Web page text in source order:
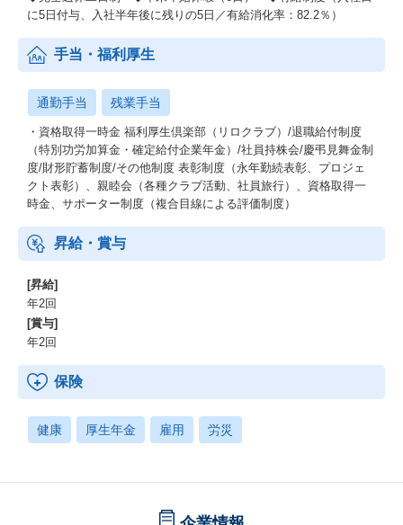
に5日付与、入社半年後に残りの5日／有給消化率：82.2％）
手当・福利厚生
通勤手当 残業手当
・資格取得一時金 福利厚生倶楽部（リロクラブ）/退職給付制度
（特別功労加算金・確定給付企業年金）/社員持株会/慶弔見舞金制
度/財形貯蓄制度/その他制度 表彰制度（永年勤続表彰、プロジェ
クト表彰）、親睦会（各種クラブ活動、社員旅行）、資格取得一
時金、サポーター制度（複合目線による評価制度）
昇給・賞与
[昇給]
年2回
[賞与]
年2回
保険
健康 厚生年金 雇用 労災